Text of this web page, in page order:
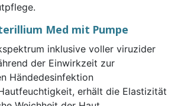
Med mit Pumpe
inklusive voller viruzider
der Einwirkzeit zur
Händedesinfektion
erhält die Elastizität